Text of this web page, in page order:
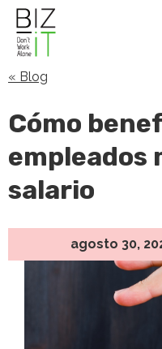
« Blog
Cómo
empleados
salario
agosto 30,